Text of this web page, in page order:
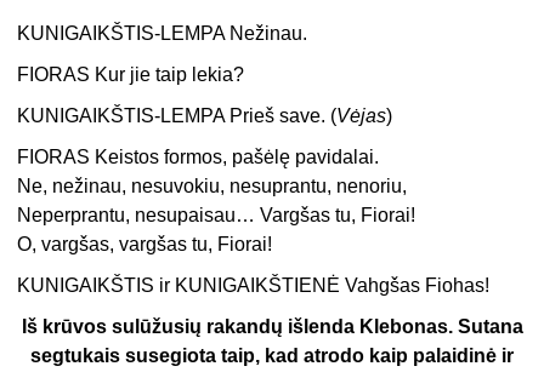
KUNIGAIKŠTIS-LEMPA Nežinau.
FIORAS Kur jie taip lekia?
KUNIGAIKŠTIS-LEMPA Prieš save. (Vėjas)
FIORAS Keistos formos, pašėlę pavidalai.
Ne, nežinau, nesuvokiu, nesuprantu, nenoriu,
Neperprantu, nesupaisau… Vargšas tu, Fiorai!
O, vargšas, vargšas tu, Fiorai!
KUNIGAIKŠTIS ir KUNIGAIKŠTIENĖ Vahgšas Fiohas!
Iš krūvos sulūžusių rakandų išlenda Klebonas. Sutana
segtukais susegiota taip, kad atrodo kaip palaidinė ir